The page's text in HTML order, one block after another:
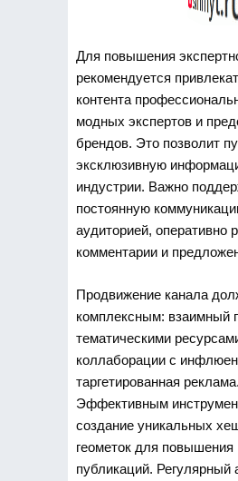
Для повышения
рекомендуется
контента
модных экспертов и
брендов. Это позволит
эксклюзивную
индустрии. Важно
постоянную
аудиторией, оперативно
комментарии и
Продвижение канала
комплексным: взаимный
тематическими
коллаборации с
таргетированная реклама.
Эффективным
создание уникальных
геометок для повышения
публикаций. Регулярный